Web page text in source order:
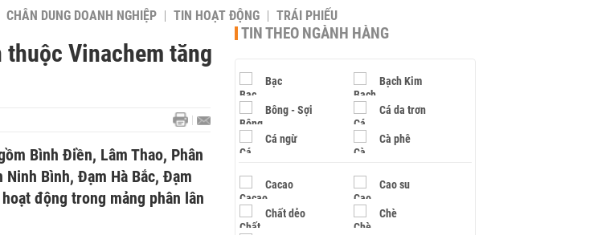
CHÂN DUNG DOANH NGHIỆP TIN HOẠT ĐỘNG TRÁI PHIẾU
thuộc Vinachem tăng
Bình Điền, Lâm Thao, Phân
Bình, Đạm Hà Bắc, Đạm
động trong mảng phân lân
TIN THEO NGÀNH HÀNG
Bạc Bạch Kim
Bông - Sợi Cá da trơn
Cá ngừ Cà phê
Cacao Cao su
Chất dẻo Chè